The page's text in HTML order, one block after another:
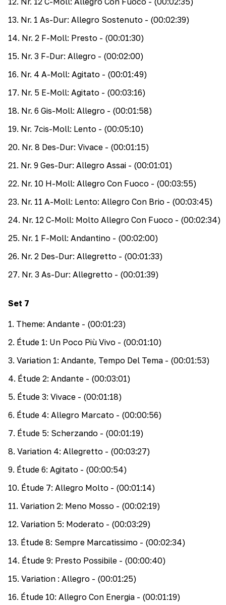
13. Nr. 1 As-Dur: Allegro Sostenuto - (00:02:39)
14. Nr. 2 F-Moll: Presto - (00:01:30)
15. Nr. 3 F-Dur: Allegro - (00:02:00)
16. Nr. 4 A-Moll: Agitato - (00:01:49)
17. Nr. 5 E-Moll: Agitato - (00:03:16)
18. Nr. 6 Gis-Moll: Allegro - (00:01:58)
19. Nr. 7cis-Moll: Lento - (00:05:10)
20. Nr. 8 Des-Dur: Vivace - (00:01:15)
21. Nr. 9 Ges-Dur: Allegro Assai - (00:01:01)
22. Nr. 10 H-Moll: Allegro Con Fuoco - (00:03:55)
23. Nr. 11 A-Moll: Lento: Allegro Con Brio - (00:03:45)
24. Nr. 12 C-Moll: Molto Allegro Con Fuoco - (00:02:34)
25. Nr. 1 F-Moll: Andantino - (00:02:00)
26. Nr. 2 Des-Dur: Allegretto - (00:01:33)
27. Nr. 3 As-Dur: Allegretto - (00:01:39)
Set 7
1. Theme: Andante - (00:01:23)
2. Étude 1: Un Poco Più Vivo - (00:01:10)
3. Variation 1: Andante, Tempo Del Tema - (00:01:53)
4. Étude 2: Andante - (00:03:01)
5. Étude 3: Vivace - (00:01:18)
6. Étude 4: Allegro Marcato - (00:00:56)
7. Étude 5: Scherzando - (00:01:19)
8. Variation 4: Allegretto - (00:03:27)
9. Étude 6: Agitato - (00:00:54)
10. Étude 7: Allegro Molto - (00:01:14)
11. Variation 2: Meno Mosso - (00:02:19)
12. Variation 5: Moderato - (00:03:29)
13. Étude 8: Sempre Marcatissimo - (00:02:34)
14. Étude 9: Presto Possibile - (00:00:40)
15. Variation : Allegro - (00:01:25)
16. Étude 10: Allegro Con Energia - (00:01:19)